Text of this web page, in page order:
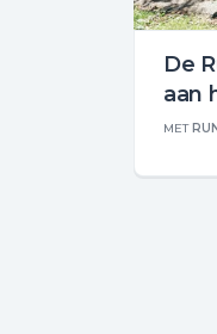
De
aan
MET